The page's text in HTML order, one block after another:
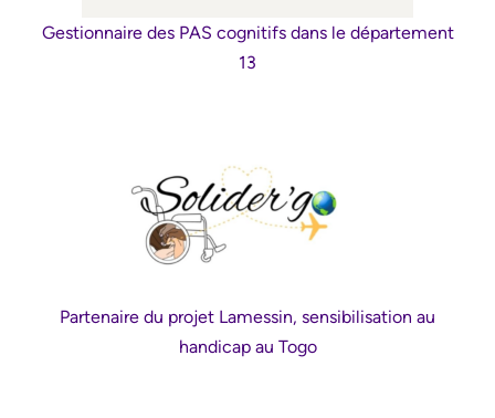
Gestionnaire des PAS cognitifs dans le département
13
Partenaire du projet Lamessin, sensibilisation au
handicap au Togo